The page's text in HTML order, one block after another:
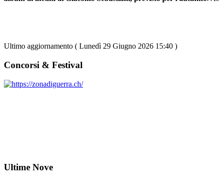
Ultimo aggiornamento ( Lunedì 29 Giugno 2026 15:40 )
Concorsi & Festival
Ultime Nove